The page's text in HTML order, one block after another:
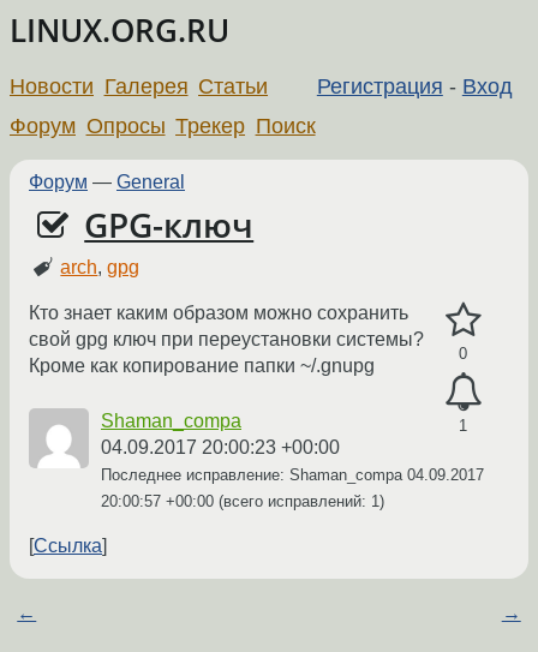
LINUX.ORG.RU
Регистрация - Вход
Новости Галерея Статьи
Форум Опросы Трекер Поиск
Форум — General
GPG-ключ
arch,gpg
0
1
Кто знает каким образом можно сохранить
свой gpg ключ при переустановки системы?
Кроме как копирование папки ~/.gnupg
Shaman_compa
04.09.2017 20:00:23 +00:00
Последнее исправление: Shaman_compa 04.09.2017
20:00:57 +00:00 (всего исправлений: 1)
Ссылка
← →